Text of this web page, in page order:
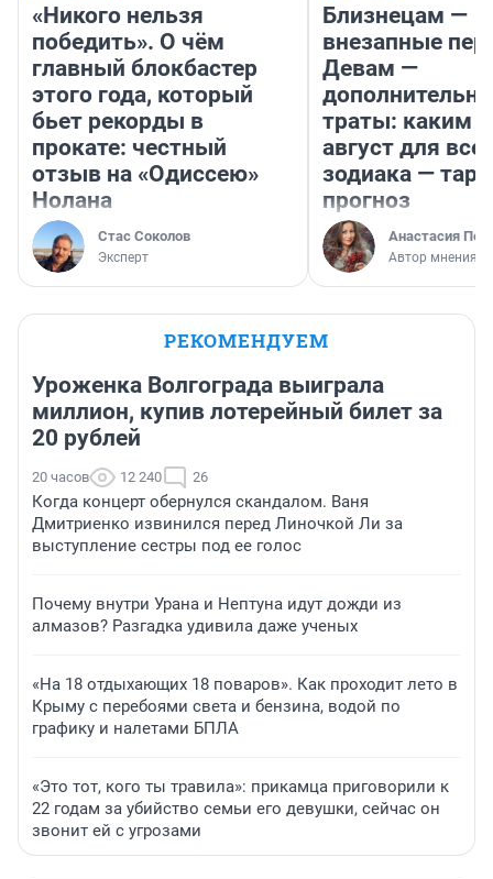
«Никого нельзя
победить». О чём
главный блокбастер
этого года, который
бьет рекорды в
прокате: честный
отзыв на «Одиссею»
Нолана
Стас Соколов
Эксперт
Близнецам —
внезапные
Девам —
траты: каким
август для
зодиака —
прогноз
Анастасия
Автор мнения
РЕКОМЕНДУЕМ
Уроженка Волгограда выиграла
миллион, купив лотерейный билет за
20 рублей
20 часов 12 240 26
Когда концерт обернулся скандалом. Ваня
Дмитриенко извинился перед Линочкой Ли за
выступление сестры под ее голос
Почему внутри Урана и Нептуна идут дожди из
алмазов? Разгадка удивила даже ученых
«На 18 отдыхающих 18 поваров». Как проходит лето в
Крыму с перебоями света и бензина, водой по
графику и налетами БПЛА
«Это тот, кого ты травила»: прикамца приговорили к
22 годам за убийство семьи его девушки, сейчас он
звонит ей с угрозами